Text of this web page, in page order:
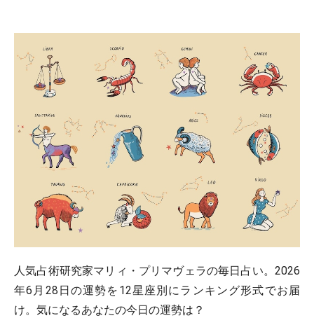
人気占術研究家マリィ・プリマヴェラの毎日占い。2026
年6月28日の運勢を12星座別にランキング形式でお届
け。気になるあなたの今日の運勢は？